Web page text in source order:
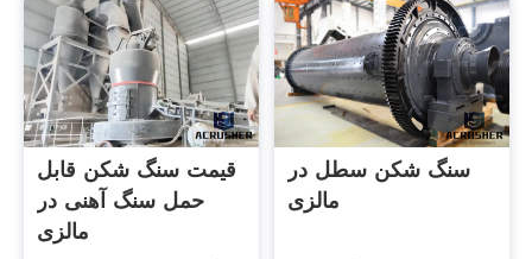
قیمت سنگ شکن قابل
حمل سنگ آهنی در
مالزی
سنگ شکن سطل در
مالزی